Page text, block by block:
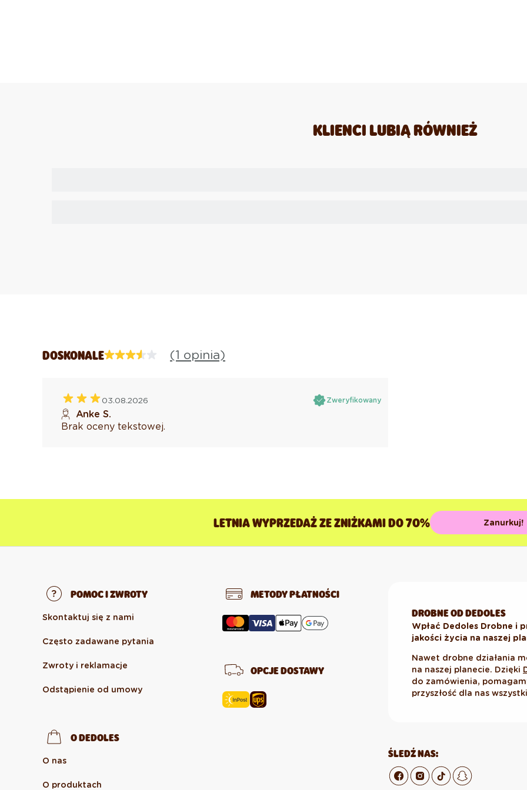
KLIENCI LUBIĄ RÓWNIEŻ
DOSKONALE (1 opinia)
03.08.2026 Zweryfikowany
Anke S.
Brak oceny tekstowej.
LETNIA WYPRZEDAŻ ZE ZNIŻKAMI DO 70% Zanurkuj!
POMOC I ZWROTY
Skontaktuj się z nami
Często zadawane pytania
Zwroty i reklamacje
Odstąpienie od umowy
O DEDOLES
O nas
O produktach
METODY PŁATNOŚCI
OPCJE DOSTAWY
DROBNE OD DEDOLES
Wpłać Dedoles Drobne i
jakości życia na naszej
Nawet drobne działania
na naszej planecie. Dzięki
do zamówienia,
przyszłość dla nas
ŚLEDŹ NAS: